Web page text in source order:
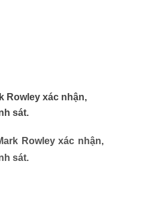
Rowley xác nhận,
sát.
Rowley xác nhận,
sát.